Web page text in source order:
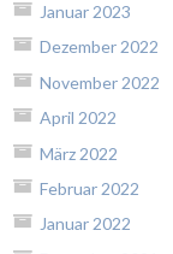
Januar 2023
Dezember 2022
November 2022
April 2022
März 2022
Februar 2022
Januar 2022